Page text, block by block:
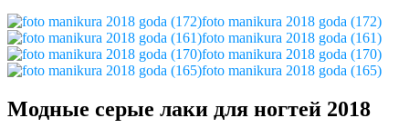
foto manikura 2018 goda (172)
foto manikura 2018 goda (161)
foto manikura 2018 goda (170)
foto manikura 2018 goda (165)
Модные серые лаки для ногтей 2018